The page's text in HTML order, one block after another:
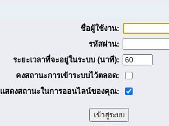
ชื่อผู้ใช้งาน:
รหัสผ่าน:
ระยะเวลาที่จะอยู่ในระบบ (นาที):
คงสถานะการเข้าระบบไว้ตลอด:
แสดงสถานะในการออนไลน์ของคุณ: